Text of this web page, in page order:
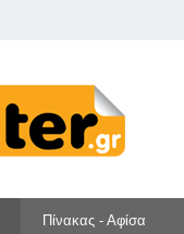
Πίνακας - Αφίσα